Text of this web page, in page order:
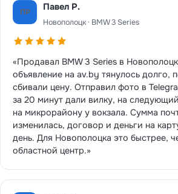
ПР Павел Р.
Новополоцк · BMW 3 Series
«Продавал BMW 3 Series в
объявление на av.by тянулось долго,
сбивали цену. Отправил фото в
за 20 минут дали вилку, на
на микрорайону у вокзала. Сумма
изменилась, договор и деньги на
день. Для Новополоцка это быстрее,
областной центр.»